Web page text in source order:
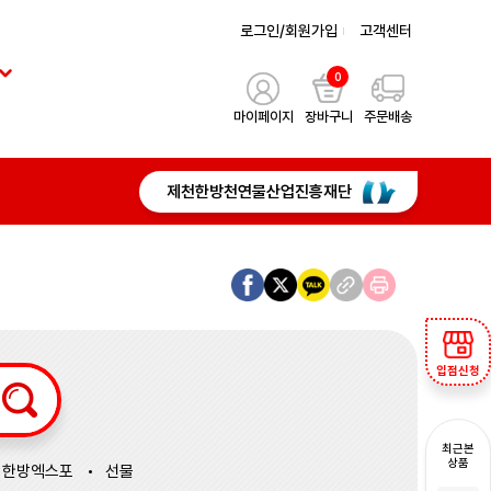
로그인/회원가입 고객센터
마이페이지
0
장바구니 주문배송
제천한방천연물산업진흥재단
입점신청
최근본
상품
한방엑스포 선물